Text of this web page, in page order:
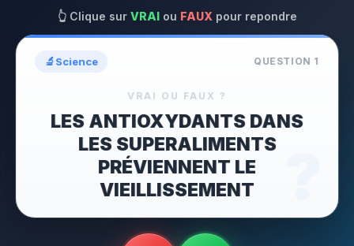
👆Clique sur VRAI ou FAUX pour repondre
🔬Science QUESTION1
VRAI OU FAUX ?
LES ANTIOXYDANTS DANS
LES SUPERALIMENTS
PRÉVIENNENT LE
VIEILLISSEMENT